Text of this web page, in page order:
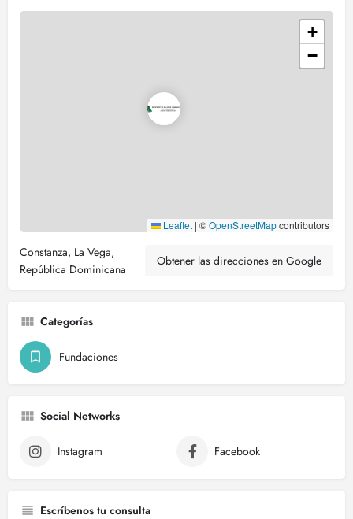
+
−
Leaflet | ©OpenStreetMapcontributors
Constanza, La Vega,
República Dominicana
Obtener las direcciones en Google
Categorías
Fundaciones
Social Networks
Instagram Facebook
Escríbenos tu consulta